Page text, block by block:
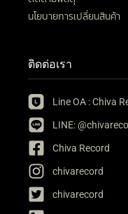
นโยบายการเปลี่ยนสินค้า
ติดต่อเรา
Line OA : Chiva
LINE:
Chiva Record
chivarecord
chivarecord